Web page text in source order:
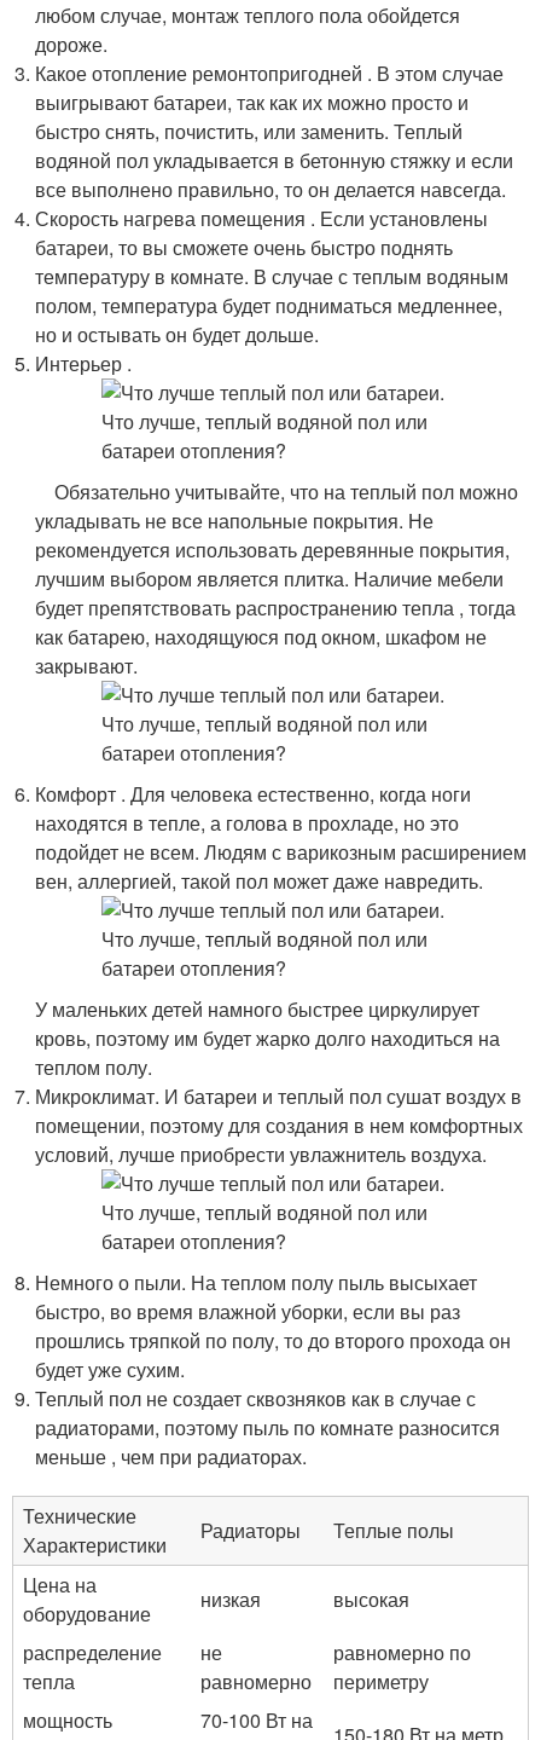
любом случае, монтаж теплого пола обойдется
дороже.
Какое отопление ремонтопригодней . В этом случае
выигрывают батареи, так как их можно просто и
быстро снять, почистить, или заменить. Теплый
водяной пол укладывается в бетонную стяжку и если
все выполнено правильно, то он делается навсегда.
Скорость нагрева помещения . Если установлены
батареи, то вы сможете очень быстро поднять
температуру в комнате. В случае с теплым водяным
полом, температура будет подниматься медленнее,
но и остывать он будет дольше.
Интерьер .
Обязательно учитывайте, что на теплый пол можно
укладывать не все напольные покрытия. Не
рекомендуется использовать деревянные покрытия,
лучшим выбором является плитка. Наличие мебели
будет препятствовать распространению тепла , тогда
как батарею, находящуюся под окном, шкафом не
закрывают.
Комфорт . Для человека естественно, когда ноги
находятся в тепле, а голова в прохладе, но это
подойдет не всем. Людям с варикозным расширением
вен, аллергией, такой пол может даже навредить.
У маленьких детей намного быстрее циркулирует
кровь, поэтому им будет жарко долго находиться на
теплом полу.
Микроклимат. И батареи и теплый пол сушат воздух в
помещении, поэтому для создания в нем комфортных
условий, лучше приобрести увлажнитель воздуха.
Немного о пыли. На теплом полу пыль высыхает
быстро, во время влажной уборки, если вы раз
прошлись тряпкой по полу, то до второго прохода он
будет уже сухим.
Теплый пол не создает сквозняков как в случае с
радиаторами, поэтому пыль по комнате разносится
меньше , чем при радиаторах.
Технические
Характеристики
Радиаторы
Теплые полы
Цена на
оборудование
низкая
высокая
распределение
тепла
не
равномерно
равномерно по
периметру
мощность
70-100 Вт на